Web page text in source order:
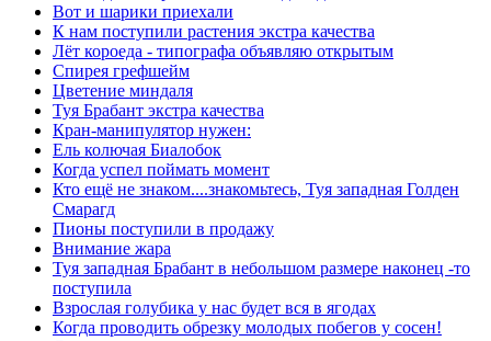
Вот и шарики приехали
К нам поступили растения экстра качества
Лёт короеда - типографа объявляю открытым
Спирея грефшейм
Цветение миндаля
Туя Брабант экстра качества
Кран-манипулятор нужен:
Ель колючая Биалобок
Когда успел поймать момент
Кто ещё не знаком....знакомьтесь, Туя западная Голден
Смарагд
Пионы поступили в продажу
Внимание жара
Туя западная Брабант в небольшом размере наконец -то
поступила
Взрослая голубика у нас будет вся в ягодах
Когда проводить обрезку молодых побегов у сосен!